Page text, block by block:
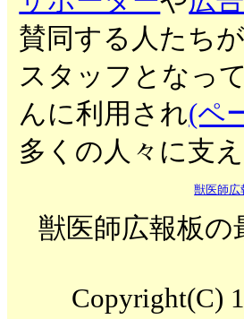
賛同する人たち
スタッフとなっ
んに利用され(ペ
多くの人々に支
獣医師広
獣医師広報板
Copyright(C)